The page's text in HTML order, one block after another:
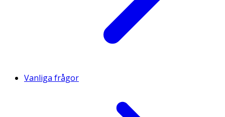
Vanliga frågor